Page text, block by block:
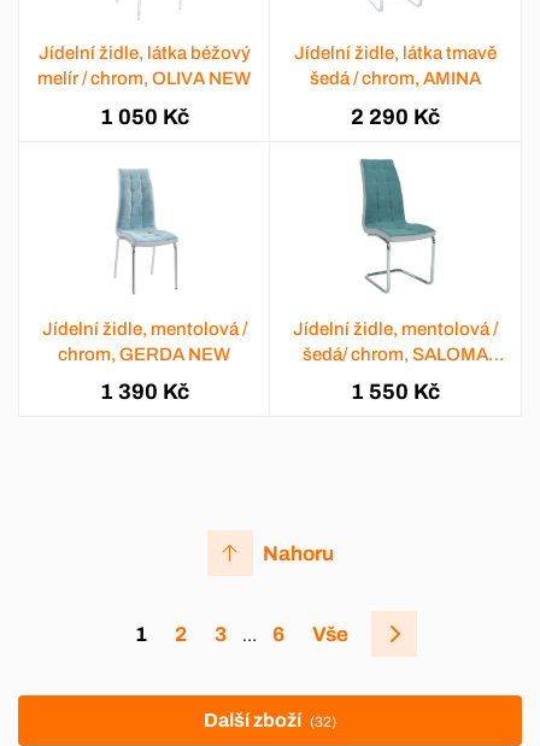
Jídelní židle, látka béžový
melír / chrom, OLIVA NEW
1 050 Kč
Jídelní židle, látka tmavě
šedá / chrom, AMINA
2 290 Kč
Jídelní židle, mentolová /
chrom, GERDA NEW
1 390 Kč
Jídelní židle, mentolová /
šedá/ chrom, SALOMA
NEW
1 550 Kč
1 2 3 … 6 Vše
Nahoru
Další zboží (32)